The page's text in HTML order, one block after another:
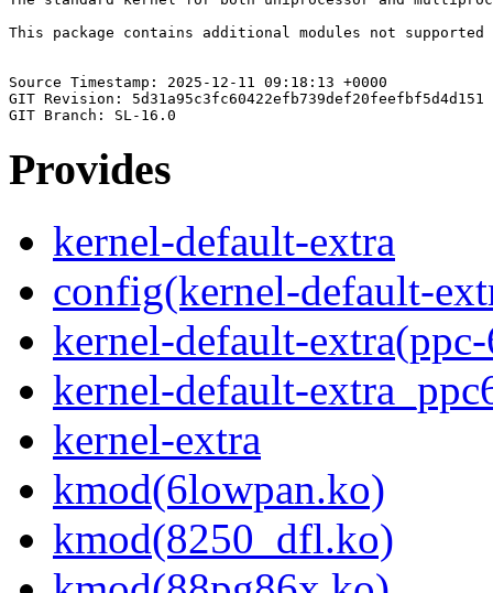
This package contains additional modules not supported
Source Timestamp: 2025-12-11 09:18:13 +0000
GIT Revision: 5d31a95c3fc60422efb739def20feefbf5d4d151
Provides
kernel-default-extra
config(kernel-default-
kernel-default-
kernel-default-
kernel-extra
kmod(6lowpan.ko)
kmod(8250_dfl.ko)